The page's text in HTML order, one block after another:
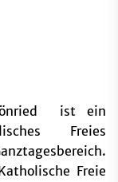
ist ein
Freies
Freie